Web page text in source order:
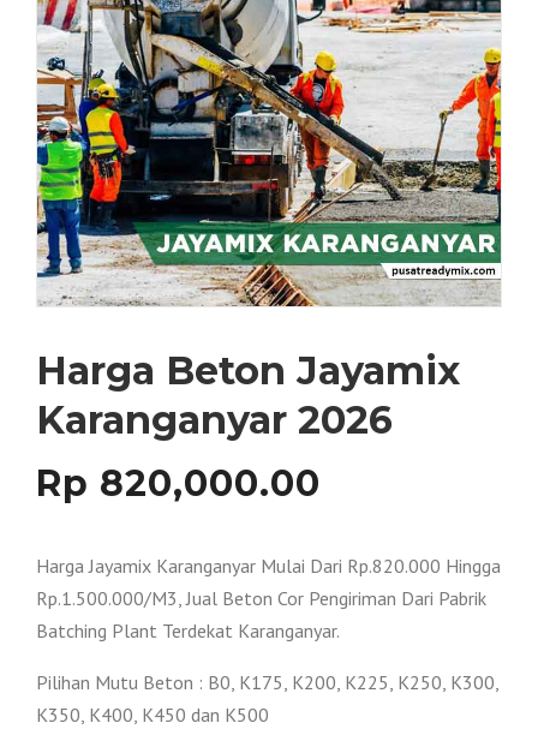
Harga Beton Jayamix
Karanganyar 2026
Rp 820,000.00
Harga Jayamix Karanganyar Mulai Dari Rp.820.000 Hingga
Rp.1.500.000/M3, Jual Beton Cor Pengiriman Dari Pabrik
Batching Plant Terdekat Karanganyar.
Pilihan Mutu Beton : B0, K175, K200, K225, K250, K300,
K350, K400, K450 dan K500